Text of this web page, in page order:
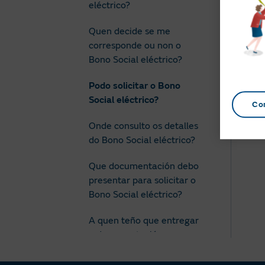
eléctrico?
Quen decide se me
corresponde ou non o
Bono Social eléctrico?
Podo solicitar o Bono
Social eléctrico?
Onde consulto os detalles
do Bono Social eléctrico?
Que documentación debo
presentar para solicitar o
Bono Social eléctrico?
A quen teño que entregar
a documentación para